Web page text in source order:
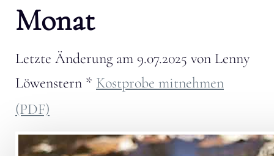
Monat
Letzte Änderung am 9.07.2025 von Lenny
Löwenstern * Kostprobe mitnehmen
(PDF)